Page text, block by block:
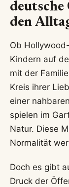
den
Ob
Kindern auf
mit der
Kreis ihrer
einer
spielen im
Natur. Diese
Normalität
Doch es gibt
Druck der